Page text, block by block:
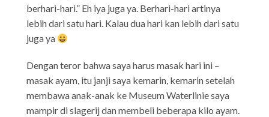
berhari-hari.” Eh iya juga ya. Berhari-hari artinya
lebih dari satu hari. Kalau dua hari kan lebih dari satu
juga ya
Dengan teror bahwa saya harus masak hari ini –
masak ayam, itu janji saya kemarin, kemarin setelah
membawa anak-anak ke Museum Waterlinie saya
mampir di slagerij dan membeli beberapa kilo ayam.